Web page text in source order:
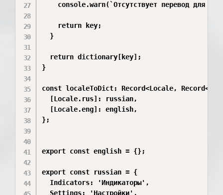
console.warn(`Отсутствует перевод для
    return key;
  }
  return dictionary[key];
}
const localeToDict: Record<Locale,
  [Locale.rus]: russian,
  [Locale.eng]: english,
};
export const english = {};
export const russian = {
  Indicators: 'Индикаторы',
  Settings: 'Настройки',